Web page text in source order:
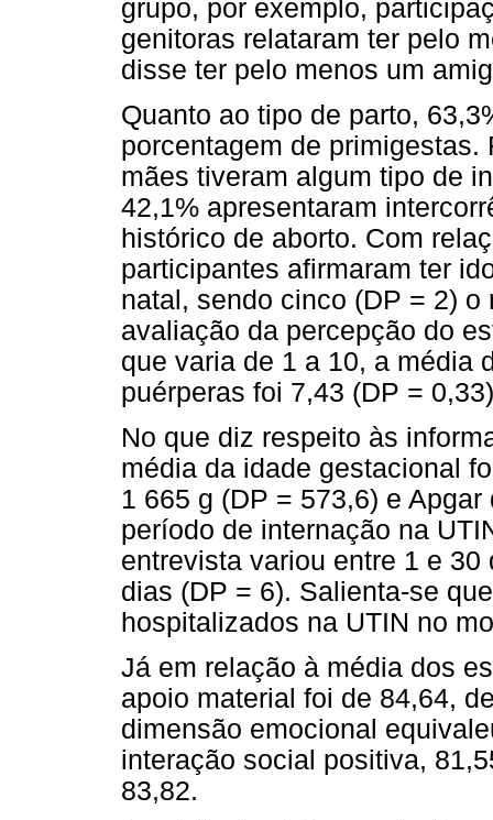
grupo, por exemplo,
genitoras relataram ter pelo
disse ter pelo menos um
Quanto ao tipo de parto,
porcentagem de
mães tiveram algum tipo de
42,1% apresentaram
histórico de aborto. Com
participantes afirmaram ter
natal, sendo cinco (DP = 2)
avaliação da percepção do
que varia de 1 a 10, a média
puérperas foi 7,43 (DP =
No que diz respeito às
média da idade gestacional
1 665 g (DP = 573,6) e
período de internação na
entrevista variou entre 1 e
dias (DP = 6). Salienta-se
hospitalizados na UTIN no
Já em relação à média dos
apoio material foi de 84,64,
dimensão emocional
interação social positiva,
83,82.